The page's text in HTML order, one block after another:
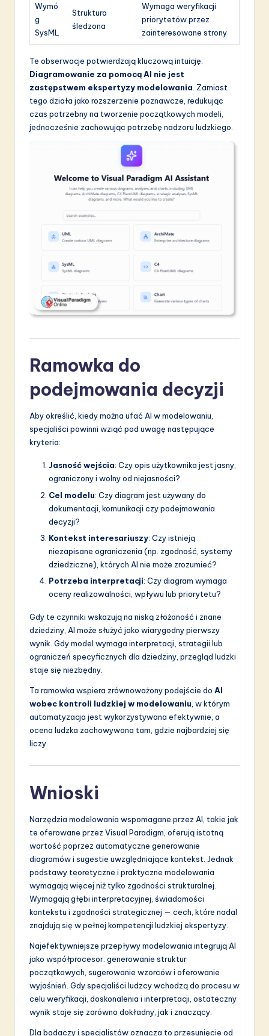
Wymó
g
SysML
Struktura
śledzona
Wymaga weryfikacji
priorytetów przez
zainteresowane strony
Te obserwacje potwierdzają kluczową intuicję:
Diagramowanie za pomocą AI nie jest
zastępstwem ekspertyzy modelowania . Zamiast
tego działa jako rozszerzenie poznawcze, redukując
czas potrzebny na tworzenie początkowych modeli,
jednocześnie zachowując potrzebę nadzoru ludzkiego.
Ramowka do
podejmowania decyzji
Aby określić, kiedy można ufać AI w modelowaniu,
specjaliści powinni wziąć pod uwagę następujące
kryteria:
Jasność wejścia: Czy opis użytkownika jest jasny,
ograniczony i wolny od niejasności?
Cel modelu: Czy diagram jest używany do
dokumentacji, komunikacji czy podejmowania
decyzji?
Kontekst interesariuszy: Czy istnieją
niezapisane ograniczenia (np. zgodność, systemy
dziedziczne), których AI nie może zrozumieć?
Potrzeba interpretacji: Czy diagram wymaga
oceny realizowalności, wpływu lub priorytetu?
Gdy te czynniki wskazują na niską złożoność i znane
dziedziny, AI może służyć jako wiarygodny pierwszy
wynik. Gdy model wymaga interpretacji, strategii lub
ograniczeń specyficznych dla dziedziny, przegląd ludzki
staje się niezbędny.
Ta ramowka wspiera zrównoważony podejście do AI
wobec kontroli ludzkiej w modelowaniu , w którym
automatyzacja jest wykorzystywana efektywnie, a
ocena ludzka zachowywana tam, gdzie najbardziej się
liczy.
Wnioski
Narzędzia modelowania wspomagane przez AI, takie jak
te oferowane przez Visual Paradigm, oferują istotną
wartość poprzez automatyczne generowanie
diagramów i sugestie uwzględniające kontekst. Jednak
podstawy teoretyczne i praktyczne modelowania
wymagają więcej niż tylko zgodności strukturalnej.
Wymagają głębi interpretacyjnej, świadomości
kontekstu i zgodności strategicznej — cech, które nadal
znajdują się w pełnej kompetencji ludzkiej ekspertyzy.
Najefektywniejsze przepływy modelowania integrują AI
jako współprocesor: generowanie struktur
początkowych, sugerowanie wzorców i oferowanie
wyjaśnień. Gdy specjaliści ludzcy wchodzą do procesu w
celu weryfikacji, doskonalenia i interpretacji, ostateczny
wynik staje się zarówno dokładny, jak i znaczący.
Dla badaczy i specjalistów oznacza to przesunięcie od